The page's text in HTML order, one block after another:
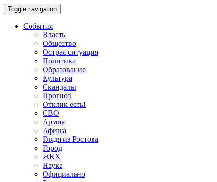
Toggle navigation
События
Власть
Общество
Острая ситуация
Политика
Образование
Культура
Скандалы
Прогноз
Отклик есть!
СВО
Армия
Афиша
Глядя из Ростова
Город
ЖКХ
Наука
Официально